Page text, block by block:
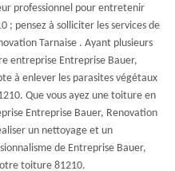
professionnel pour entretenir
; pensez à solliciter les services de
Tarnaise . Ayant plusieurs
entreprise Entreprise Bauer,
à enlever les parasites végétaux
Que vous ayez une toiture en
Entreprise Bauer, Renovation
un nettoyage et un
de Entreprise Bauer,
toiture 81210.